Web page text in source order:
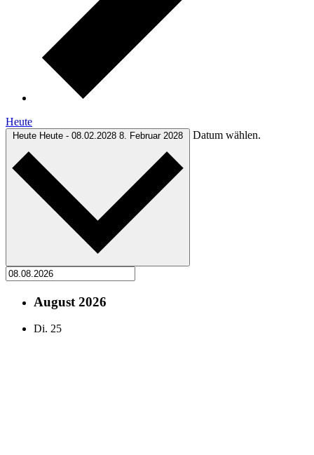
Heute
Heute Heute - 08.02.2028 8. Februar 2028 Datum wählen.
August 2026
Di. 25